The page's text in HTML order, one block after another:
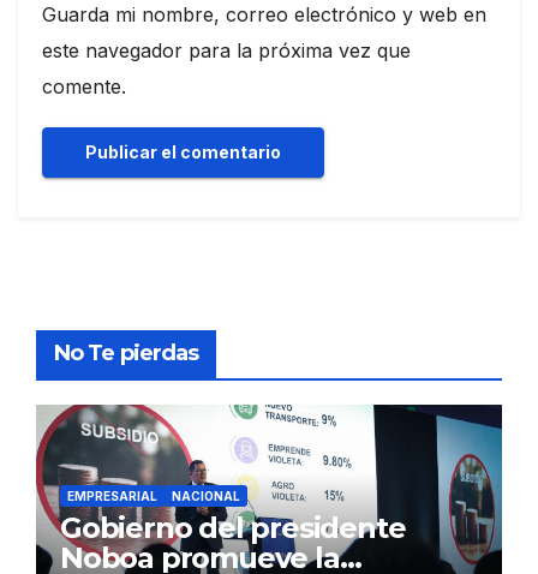
Guarda mi nombre, correo electrónico y web en
este navegador para la próxima vez que
comente.
No Te pierdas
EMPRESARIAL NACIONAL
Gobierno del presidente
Noboa promueve la